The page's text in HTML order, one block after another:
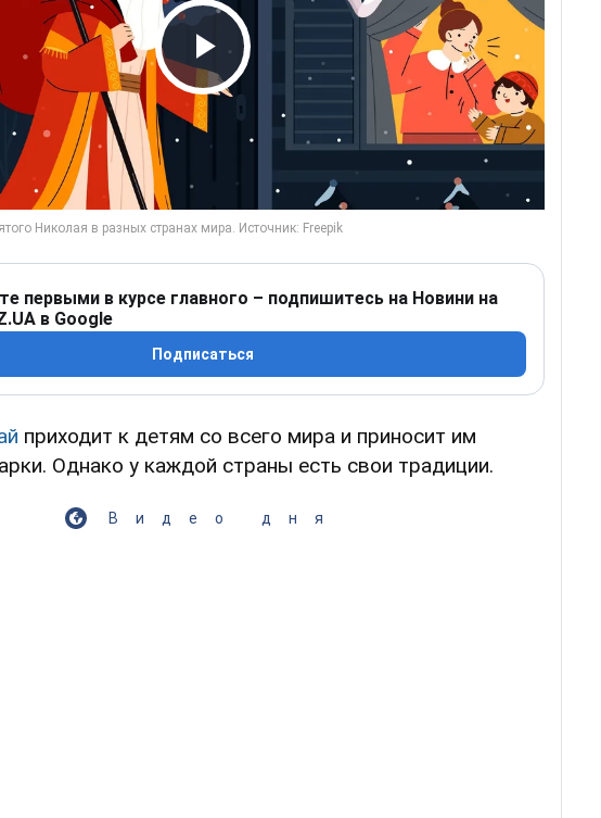
Play Video
первыми в курсе главного – подпишитесь на Новини на
в Google
Подписаться
приходит к детям со всего мира и приносит им
Однако у каждой страны есть свои традиции.
Видео дня